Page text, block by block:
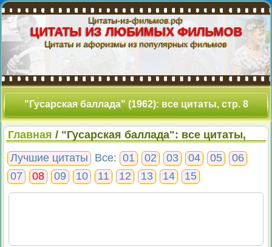
Цитаты-из-фильмов.рф
ЦИТАТЫ ИЗ ЛЮБИМЫХ ФИЛЬМОВ
Цитаты и афоризмы из популярных фильмов
"Гусарская баллада" (1962): все цитаты, стр. 8
Главная / "Гусарская баллада": все цитаты,
стр. 8
Лучшие цитаты
Все: 01 02 03 04 05
06
07
08 09 10 11 12 13 14 15